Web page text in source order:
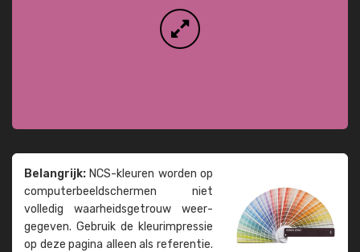
Belangrijk: NCS-kleuren worden op
computer­beeld­schermen niet
volledig waarheids­­getrouw weer­
gegeven. Gebruik de kleur­impressie
op deze pagina alleen als referentie.